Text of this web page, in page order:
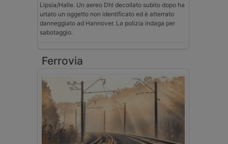
Lipsia/Halle. Un aereo Dhl decollato subito dopo ha
urtato un oggetto non identificato ed è atterrato
danneggiato ad Hannover. La polizia indaga per
sabotaggio.
Ferrovia